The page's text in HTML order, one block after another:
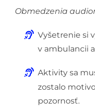
Obmedzenia
Vyšetrenie si
v ambulancii
Aktivity sa
zostalo
pozornosť.